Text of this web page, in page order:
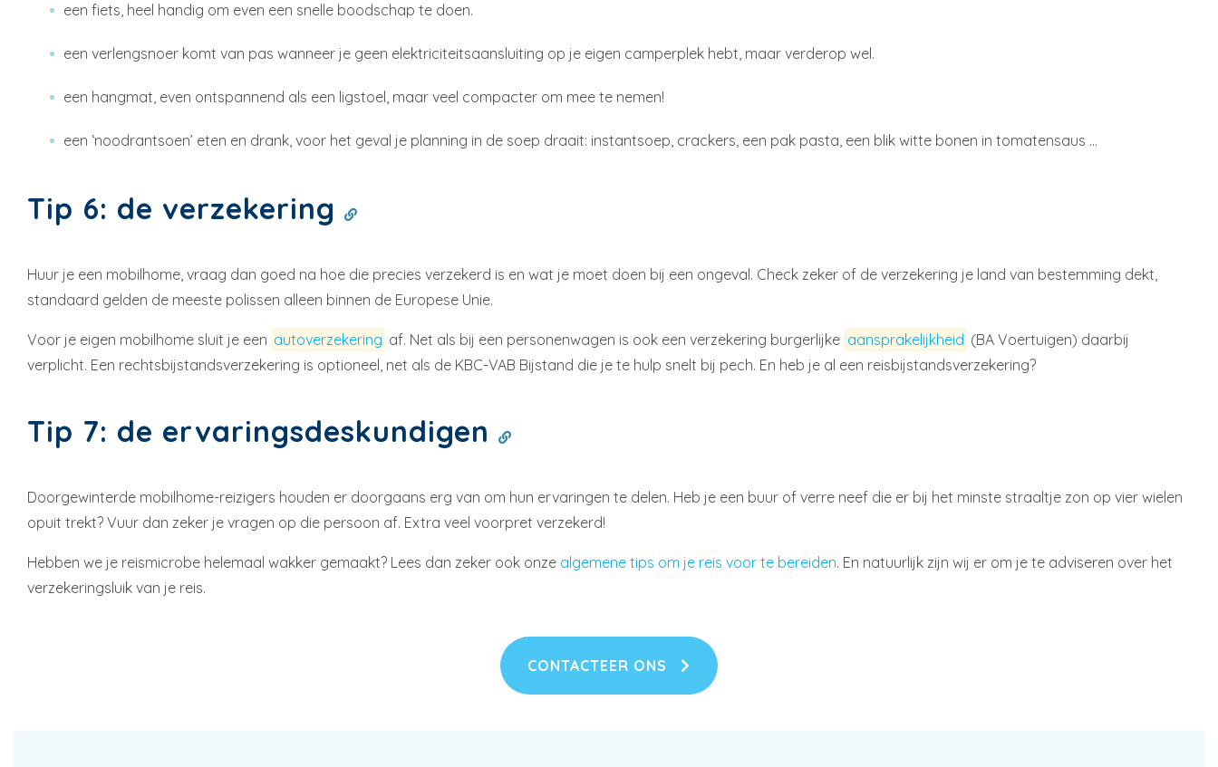
een fiets, heel handig om even een snelle boodschap te doen.
een verlengsnoer komt van pas wanneer je geen elektriciteitsaansluiting op je eigen camperplek hebt, maar verderop wel.
een hangmat, even ontspannend als een ligstoel, maar veel compacter om mee te nemen!
een ‘noodrantsoen’ eten en drank, voor het geval je planning in de soep draait: instantsoep, crackers, een pak pasta, een blik witte bonen in tomatensaus …
Tip 6: de verzekering
Huur je een mobilhome, vraag dan goed na hoe die precies verzekerd is en wat je moet doen bij een ongeval. Check zeker of de verzekering je land van bestemming dekt,
standaard gelden de meeste polissen alleen binnen de Europese Unie.
Voor je eigen mobilhome sluit je een autoverzekering af. Net als bij een personenwagen is ook een verzekering burgerlijke aansprakelijkheid (BA Voertuigen) daarbij
verplicht. Een rechtsbijstandsverzekering is optioneel, net als de KBC-VAB Bijstand die je te hulp snelt bij pech. En heb je al een reisbijstandsverzekering?
Tip 7: de ervaringsdeskundigen
Doorgewinterde mobilhome-reizigers houden er doorgaans erg van om hun ervaringen te delen. Heb je een buur of verre neef die er bij het minste straaltje zon op vier wielen
opuit trekt? Vuur dan zeker je vragen op die persoon af. Extra veel voorpret verzekerd!
Hebben we je reismicrobe helemaal wakker gemaakt? Lees dan zeker ook onze algemene tips om je reis voor te bereiden. En natuurlijk zijn wij er om je te adviseren over het
verzekeringsluik van je reis.
CONTACTEER ONS